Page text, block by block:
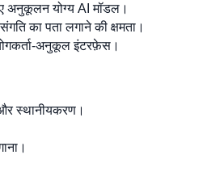
अनुकूलन योग्य AI मॉडल।
का पता लगाने की क्षमता।
अनुकूल इंटरफ़ेस।
स्थानीयकरण।